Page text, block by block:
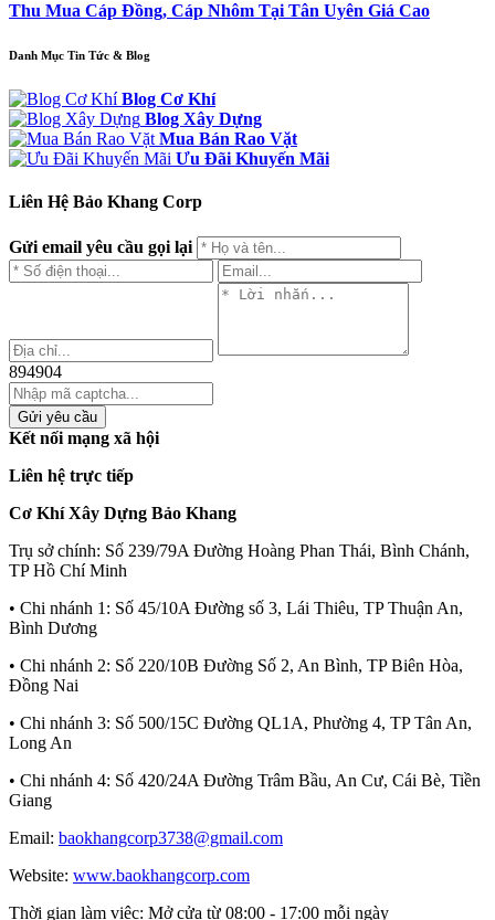
Thu Mua Cáp Đồng, Cáp Nhôm Tại Tân Uyên Giá Cao
Danh Mục Tin Tức & Blog
Blog Cơ Khí
Blog Xây Dựng
Mua Bán Rao Vặt
Ưu Đãi Khuyến Mãi
Liên Hệ Bảo Khang Corp
Gửi email yêu cầu gọi lại
894904
Gửi yêu cầu
Kết nối mạng xã hội
Liên hệ trực tiếp
Cơ Khí Xây Dựng Bảo Khang
Trụ sở chính: Số 239/79A Đường Hoàng Phan Thái, Bình Chánh,
TP Hồ Chí Minh
• Chi nhánh 1: Số 45/10A Đường số 3, Lái Thiêu, TP Thuận An,
Bình Dương
• Chi nhánh 2: Số 220/10B Đường Số 2, An Bình, TP Biên Hòa,
Đồng Nai
• Chi nhánh 3: Số 500/15C Đường QL1A, Phường 4, TP Tân An,
Long An
• Chi nhánh 4: Số 420/24A Đường Trâm Bầu, An Cư, Cái Bè, Tiền
Giang
Email: baokhangcorp3738@gmail.com
Website: www.baokhangcorp.com
Thời gian làm việc: Mở cửa từ 08:00 - 17:00 mỗi ngày